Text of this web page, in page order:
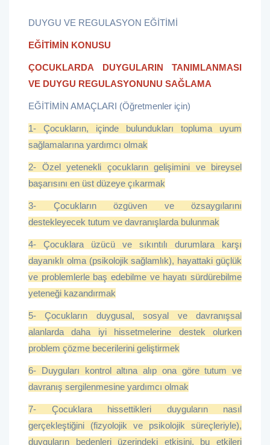
DUYGU VE REGULASYON EĞİTİMİ
EĞİTİMİN KONUSU
ÇOCUKLARDA DUYGULARIN TANIMLANMASI
VE DUYGU REGULASYONUNU SAĞLAMA
EĞİTİMİN AMAÇLARI (Öğretmenler için)
1- Çocukların, içinde bulundukları topluma uyum
sağlamalarına yardımcı olmak
2- Özel yetenekli çocukların gelişimini ve bireysel
başarısını en üst düzeye çıkarmak
3- Çocukların özgüven ve özsaygılarını
destekleyecek tutum ve davranışlarda bulunmak
4- Çocuklara üzücü ve sıkıntılı durumlara karşı
dayanıklı olma (psikolojik sağlamlık), hayattaki güçlük
ve problemlerle baş edebilme ve hayatı sürdürebilme
yeteneği kazandırmak
5- Çocukların duygusal, sosyal ve davranışsal
alanlarda daha iyi hissetmelerine destek olurken
problem çözme becerilerini geliştirmek
6- Duyguları kontrol altına alıp ona göre tutum ve
davranış sergilenmesine yardımcı olmak
7- Çocuklara hissettikleri duyguların nasıl
gerçekleştiğini (fizyolojik ve psikolojik süreçleriyle),
duyguların bedenleri üzerindeki etkisini, bu etkileri